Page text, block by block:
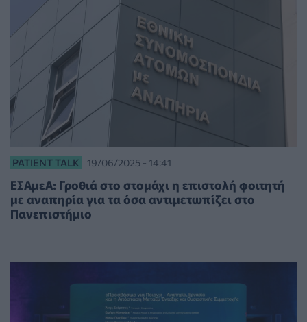
PATIENT TALK 19/06/2025 - 14:41
ΕΣΑμεΑ: Γροθιά στο στομάχι η επιστολή φοιτητή
με αναπηρία για τα όσα αντιμετωπίζει στο
Πανεπιστήμιο